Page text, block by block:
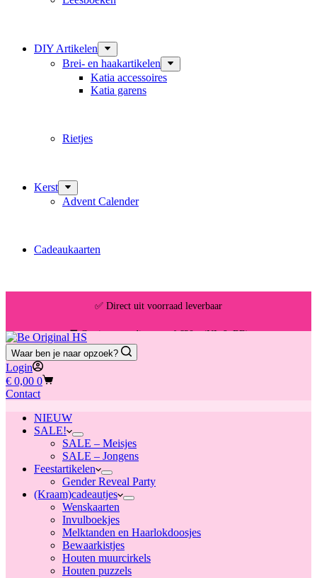
DIY Artikelen
Brei- en haakartikelen
Katia accessoires
Katia garens
Rietjes
Kerst
Advent Calender
Cadeaukaarten
✅ Direct uit voorraad leverbaar
🚚 Gratis verzending vanaf €30,- (NL & BE)
Waar ben je naar opzoek?
Login
Winkelwagen
€ 0,00 0
Contact
NIEUW
SALE!
SALE – Meisjes
SALE – Jongens
Feestartikelen
Gender Reveal Party
(Kraam)cadeautjes
Wenskaarten
Invulboekjes
Melktanden en Haarlokdoosjes
Bewaarkistjes
Houten muurcirkels
Houten puzzels